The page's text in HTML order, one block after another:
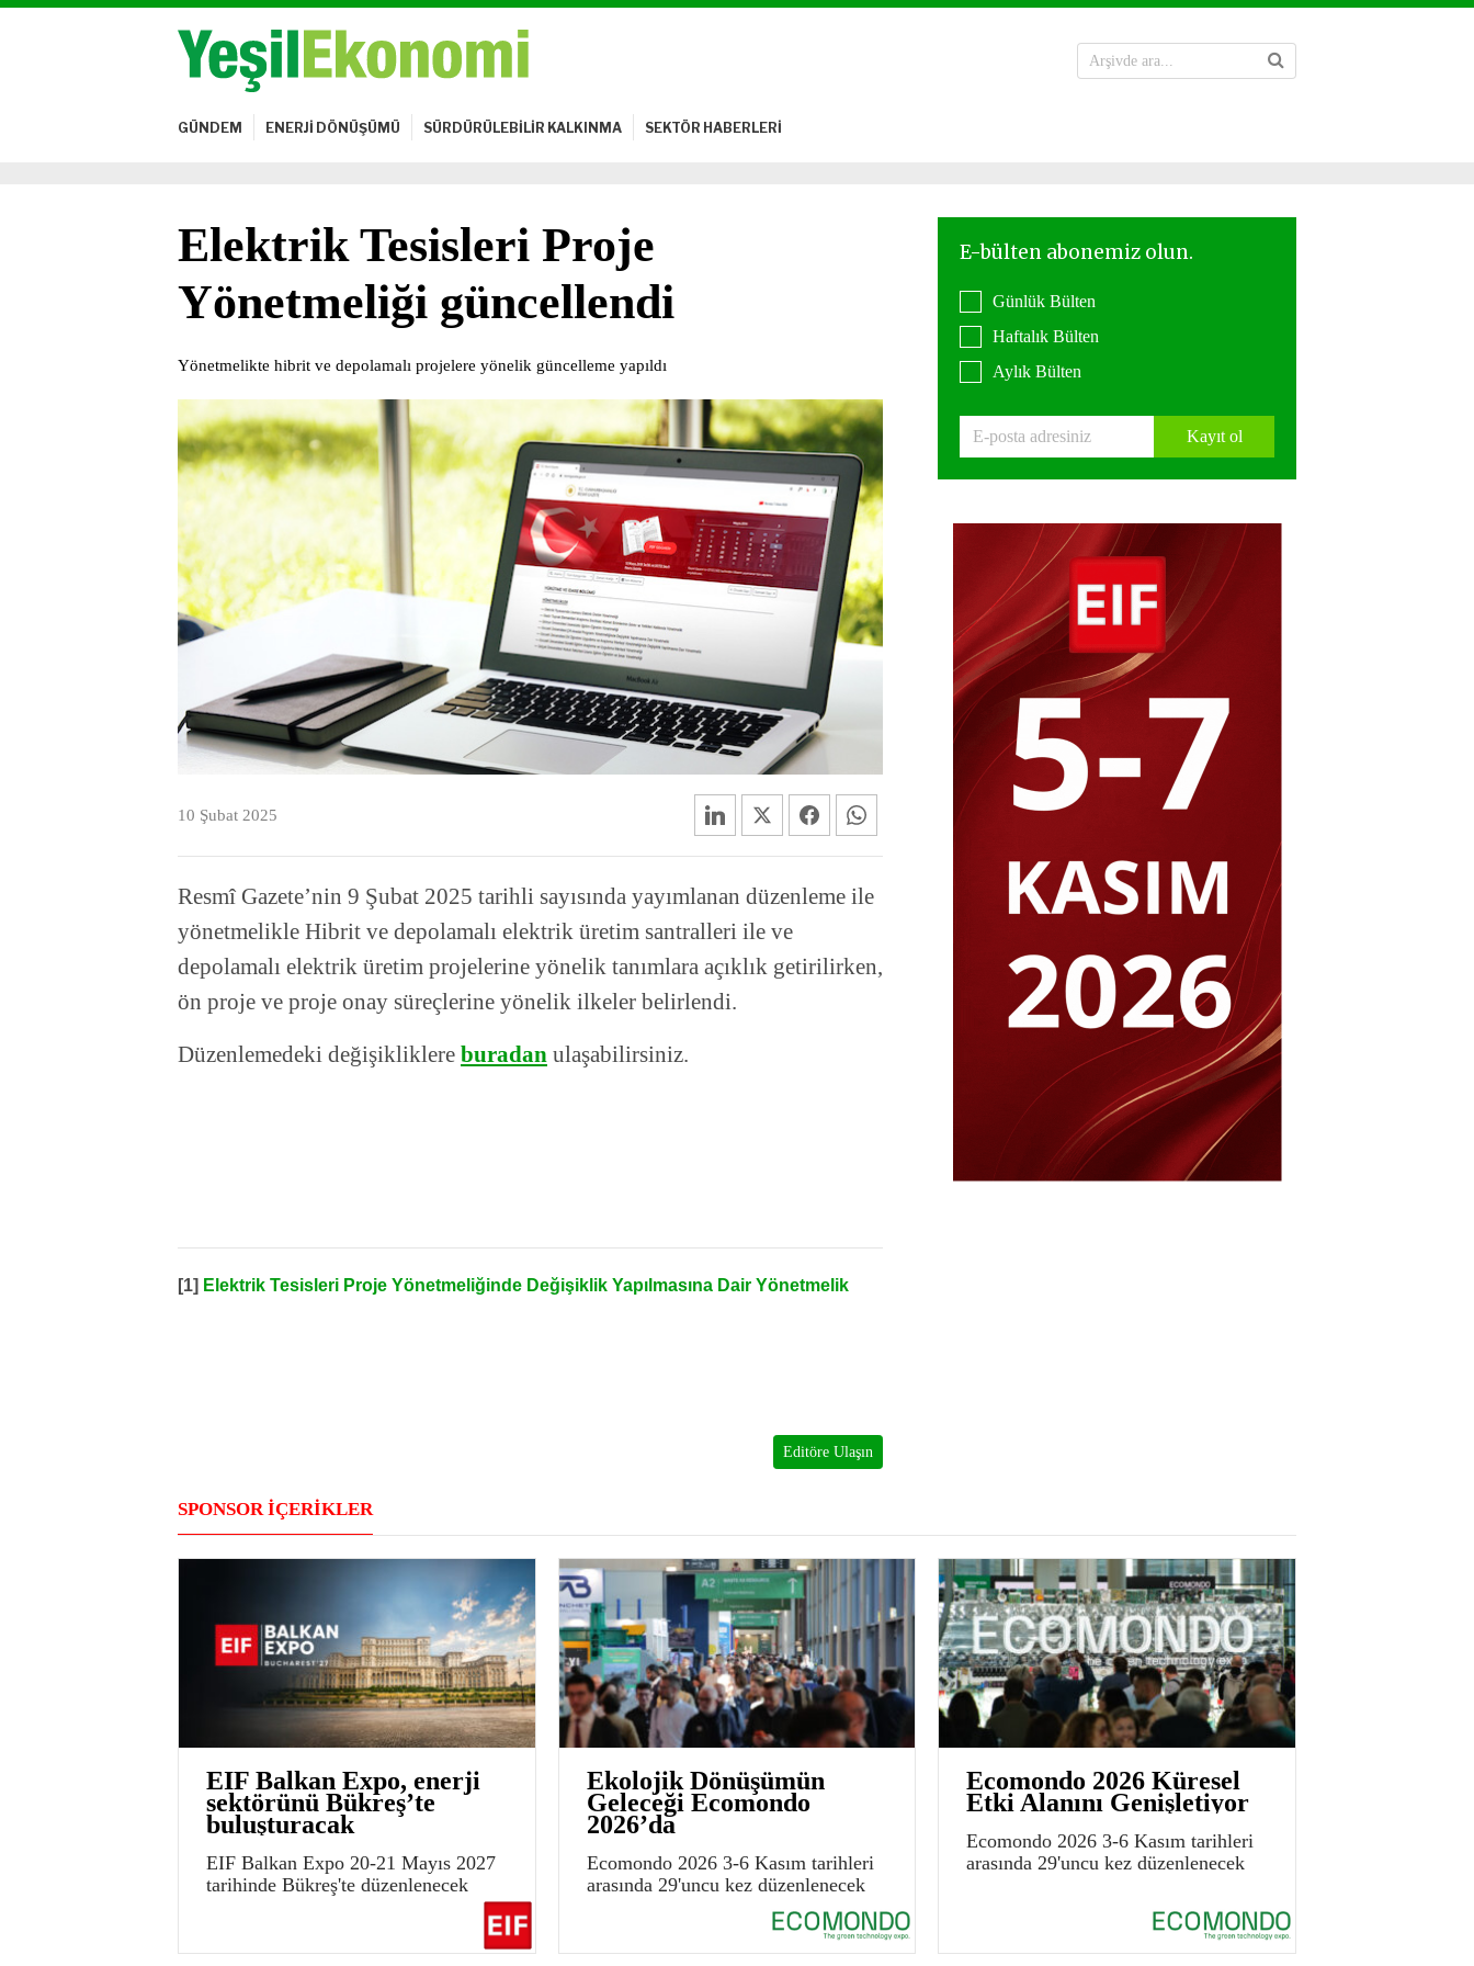
GÜNDEM ENERJİ DÖNÜŞÜMÜ SÜRDÜRÜLEBİLİR KALKINMA SEKTÖR HABERLERİ
Elektrik Tesisleri Proje
Yönetmeliği güncellendi
Yönetmelikte hibrit ve depolamalı projelere yönelik güncelleme yapıldı
10 Şubat 2025
Resmî Gazete’nin 9 Şubat 2025 tarihli sayısında yayımlanan düzenleme ile
yönetmelikle Hibrit ve depolamalı elektrik üretim santralleri ile ve
depolamalı elektrik üretim projelerine yönelik tanımlara açıklık getirilirken,
ön proje ve proje onay süreçlerine yönelik ilkeler belirlendi.
Düzenlemedeki değişikliklere buradan ulaşabilirsiniz.
[1] Elektrik Tesisleri Proje Yönetmeliğinde Değişiklik Yapılmasına Dair Yönetmelik
Editöre Ulaşın
Günlük Bülten
Haftalık Bülten
Aylık Bülten
Kayıt ol
SPONSOR İÇERİKLER
EIF Balkan Expo, enerji
sektörünü Bükreş’te
buluşturacak
EIF Balkan Expo 20-21 Mayıs 2027
tarihinde Bükreş'te düzenlenecek
Ekolojik Dönüşümün
Geleceği Ecomondo
2026’da
Ecomondo 2026 3-6 Kasım tarihleri
arasında 29'uncu kez düzenlenecek
Ecomondo 2026 Küresel
Etki Alanını Genişletiyor
Ecomondo 2026 3-6 Kasım tarihleri
arasında 29'uncu kez düzenlenecek